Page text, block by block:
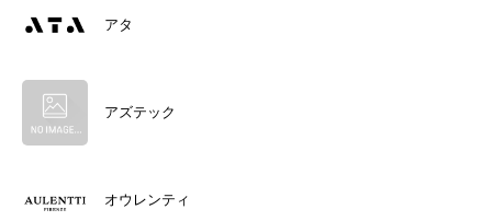
アタ
アズテック
オウレンティ